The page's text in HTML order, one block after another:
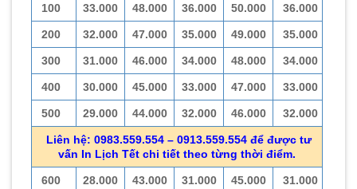
100 33.000 48.000 36.000 50.000 36.000
200 32.000 47.000 35.000 49.000 35.000
300 31.000 46.000 34.000 48.000 34.000
400 30.000 45.000 33.000 47.000 33.000
500 29.000 44.000 32.000 46.000 32.000
Liên hệ: 0983.559.554 – 0913.559.554 để được tư
vấn In Lịch Tết chi tiết theo từng thời điểm.
600 28.000 43.000 31.000 45.000 31.000